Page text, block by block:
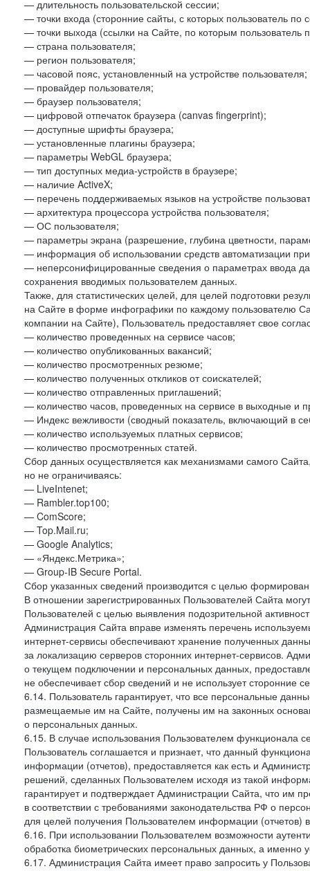
— длительность пользовательской сессии;
— точки входа (сторонние сайты, с которых пользователь по
— точки выхода (ссылки на Сайте, по которым пользователь
— страна пользователя;
— регион пользователя;
— часовой пояс, установленный на устройстве пользователя;
— провайдер пользователя;
— браузер пользователя;
— цифровой отпечаток браузера (canvas fingerprint);
— доступные шрифты браузера;
— установленные плагины браузера;
— параметры WebGL браузера;
— тип доступных медиа-устройств в браузере;
— наличие ActiveX;
— перечень поддерживаемых языков на устройстве
— архитектура процессора устройства пользователя;
— ОС пользователя;
— параметры экрана (разрешение, глубина цветности,
— информация об использовании средств автоматизации
— неперсонифицированные сведения о параметрах ввода
сохранения вводимых пользователем данных.
Также, для статистических целей, для целей подготовки
на Сайте в форме инфографики по каждому пользователю
компании на Сайте), Пользователь предоставляет свое
— количество проведенных на сервисе часов;
— количество опубликованных вакансий;
— количество просмотренных резюме;
— количество полученных откликов от соискателей;
— количество отправленных приглашений;
— количество часов, проведенных на сервисе в выходные и
— Индекс вежливости (сводный показатель, включающий в
— количество используемых платных сервисов;
— количество просмотренных статей.
Сбор данных осуществляется как механизмами самого
но не ограничиваясь:
— LiveIntenet;
— Rambler.top100;
— ComScore;
— Top.Mail.ru;
— Google Analytics;
— «Яндекс.Метрика»;
— Group-IB Secure Portal.
Сбор указанных сведений производится с целью
В отношении зарегистрированных Пользователей Сайта
Пользователей с целью выявления подозрительной
Администрация Сайта вправе изменять перечень
интернет-сервисы обеспечивают хранение полученных
за локализацию серверов сторонних интернет-сервисов.
о текущем подключении и персональных данных,
не обеспечивает сбор сведений и не использует
6.14. Пользователь гарантирует, что все персональные
размещаемые им на Сайте, получены им на законных
о персональных данных.
6.15. В случае использования Пользователем функционала
Пользователь соглашается и признает, что данный
информации (отчетов), предоставляется как есть и
решений, сделанных Пользователем исходя из такой
гарантирует и подтверждает Администрации Сайта, что им
в соответствии с требованиями законодательства РФ о
для целей получения Пользователем информации (отчетов)
6.16. При использовании Пользователем возможности
обработка биометрических персональных данных, а именно
6.17. Администрация Сайта имеет право запросить у